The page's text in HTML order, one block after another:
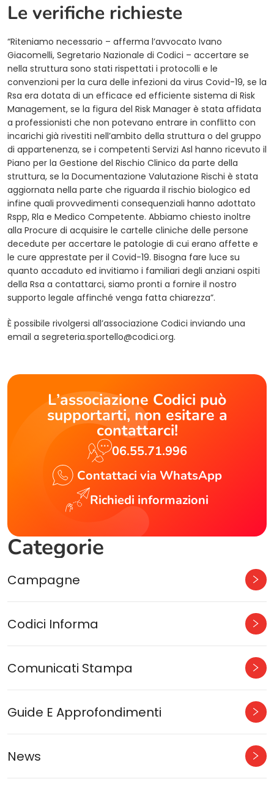
Le verifiche richieste
“Riteniamo necessario – afferma l’avvocato Ivano
Giacomelli, Segretario Nazionale di Codici – accertare se
nella struttura sono stati rispettati i protocolli e le
convenzioni per la cura delle infezioni da virus Covid-19, se la
Rsa era dotata di un efficace ed efficiente sistema di Risk
Management, se la figura del Risk Manager è stata affidata
a professionisti che non potevano entrare in conflitto con
incarichi già rivestiti nell’ambito della struttura o del gruppo
di appartenenza, se i competenti Servizi Asl hanno ricevuto il
Piano per la Gestione del Rischio Clinico da parte della
struttura, se la Documentazione Valutazione Rischi è stata
aggiornata nella parte che riguarda il rischio biologico ed
infine quali provvedimenti consequenziali hanno adottato
Rspp, Rla e Medico Competente. Abbiamo chiesto inoltre
alla Procure di acquisire le cartelle cliniche delle persone
decedute per accertare le patologie di cui erano affette e
le cure apprestate per il Covid-19. Bisogna fare luce su
quanto accaduto ed invitiamo i familiari degli anziani ospiti
della Rsa a contattarci, siamo pronti a fornire il nostro
supporto legale affinché venga fatta chiarezza”.
È possibile rivolgersi all’associazione Codici inviando una
email a segreteria.sportello@codici.org.
L’associazione Codici può
supportarti, non esitare a
contattarci!
06.55.71.996
Contattaci via WhatsApp
Richiedi informazioni
Categorie
Campagne
Codici Informa
Comunicati Stampa
Guide E Approfondimenti
News